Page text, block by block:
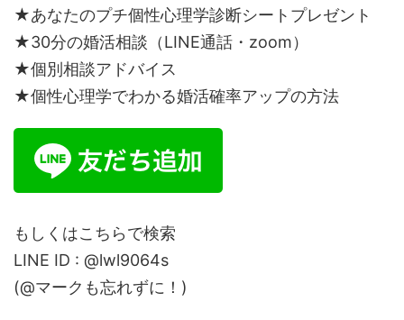
★あなたのプチ個性心理学診断シートプレゼント
★30分の婚活相談（LINE通話・zoom）
★個別相談アドバイス
★個性心理学でわかる婚活確率アップの方法
もしくはこちらで検索
LINE ID : @lwl9064s
(@マークも忘れずに！)